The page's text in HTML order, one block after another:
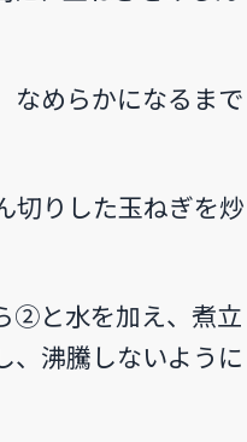
めらかになるまで
切りした玉ねぎを炒
②と水を加え、煮立
沸騰しないように